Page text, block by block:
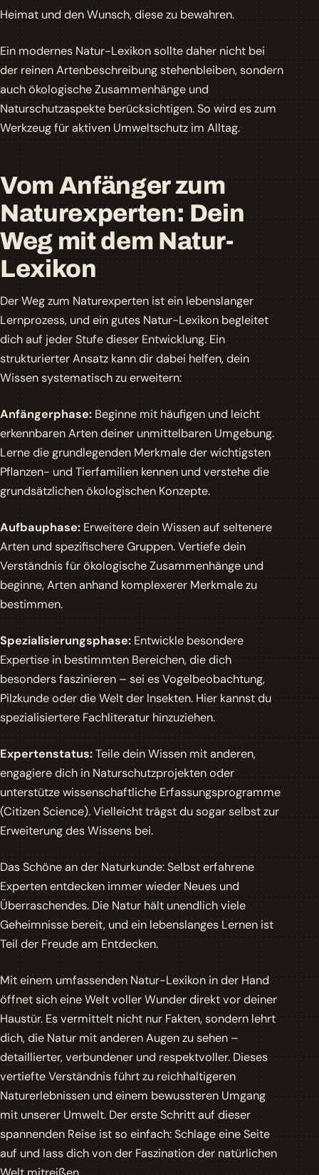
Heimat und den Wunsch, diese zu bewahren.
Ein modernes Natur-Lexikon sollte daher nicht bei
der reinen Artenbeschreibung stehenbleiben, sondern
auch ökologische Zusammenhänge und
Naturschutzaspekte berücksichtigen. So wird es zum
Werkzeug für aktiven Umweltschutz im Alltag.
Vom Anfänger zum
Naturexperten: Dein
Weg mit dem Natur-
Lexikon
Der Weg zum Naturexperten ist ein lebenslanger
Lernprozess, und ein gutes Natur-Lexikon begleitet
dich auf jeder Stufe dieser Entwicklung. Ein
strukturierter Ansatz kann dir dabei helfen, dein
Wissen systematisch zu erweitern:
Anfängerphase:Beginne mit häufigen und leicht
erkennbaren Arten deiner unmittelbaren Umgebung.
Lerne die grundlegenden Merkmale der wichtigsten
Pflanzen- und Tierfamilien kennen und verstehe die
grundsätzlichen ökologischen Konzepte.
Aufbauphase:Erweitere dein Wissen auf seltenere
Arten und spezifischere Gruppen. Vertiefe dein
Verständnis für ökologische Zusammenhänge und
beginne, Arten anhand komplexerer Merkmale zu
bestimmen.
Spezialisierungsphase:Entwickle besondere
Expertise in bestimmten Bereichen, die dich
besonders faszinieren – sei es Vogelbeobachtung,
Pilzkunde oder die Welt der Insekten. Hier kannst du
spezialisiertere Fachliteratur hinzuziehen.
Expertenstatus:Teile dein Wissen mit anderen,
engagiere dich in Naturschutzprojekten oder
unterstütze wissenschaftliche Erfassungsprogramme
(Citizen Science). Vielleicht trägst du sogar selbst zur
Erweiterung des Wissens bei.
Das Schöne an der Naturkunde: Selbst erfahrene
Experten entdecken immer wieder Neues und
Überraschendes. Die Natur hält unendlich viele
Geheimnisse bereit, und ein lebenslanges Lernen ist
Teil der Freude am Entdecken.
Mit einem umfassenden Natur-Lexikon in der Hand
öffnet sich eine Welt voller Wunder direkt vor deiner
Haustür. Es vermittelt nicht nur Fakten, sondern lehrt
dich, die Natur mit anderen Augen zu sehen –
detaillierter, verbundener und respektvoller. Dieses
vertiefte Verständnis führt zu reichhaltigeren
Naturerlebnissen und einem bewussteren Umgang
mit unserer Umwelt. Der erste Schritt auf dieser
spannenden Reise ist so einfach: Schlage eine Seite
auf und lass dich von der Faszination der natürlichen